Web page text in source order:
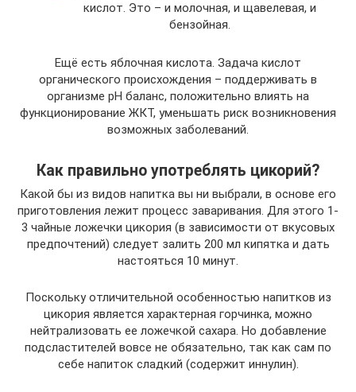
кислот. Это – и молочная, и щавелевая, и
бензойная.
Ещё есть яблочная кислота. Задача кислот
органического происхождения – поддерживать в
организме рН баланс, положительно влиять на
функционирование ЖКТ, уменьшать риск возникновения
возможных заболеваний.
Как правильно употреблять цикорий?
Какой бы из видов напитка вы ни выбрали, в основе его
приготовления лежит процесс заваривания. Для этого 1-
3 чайные ложечки цикория (в зависимости от вкусовых
предпочтений) следует залить 200 мл кипятка и дать
настояться 10 минут.
Поскольку отличительной особенностью напитков из
цикория является характерная горчинка, можно
нейтрализовать ее ложечкой сахара. Но добавление
подсластителей вовсе не обязательно, так как сам по
себе напиток сладкий (содержит иннулин).